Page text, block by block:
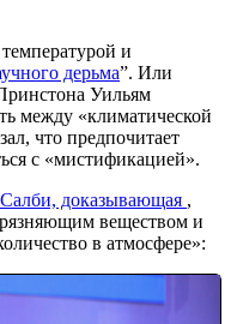
и
дерьма”. Или
Уильям
между «климатической
что предпочитает
с «мистификацией».
доказывающая ,
веществом и
в атмосфере»: